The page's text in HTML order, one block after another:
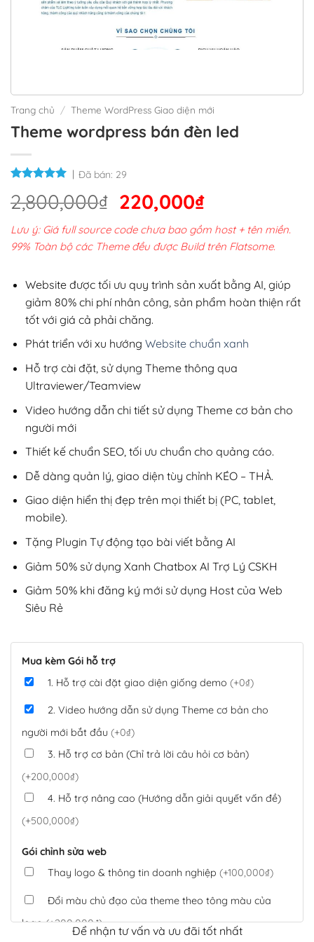
Trang chủ / Theme WordPress Giao diện mới
Theme wordpress bán đèn led
Đã bán: 29
2,800,000₫ Giá
gốc
là:
2,800,000₫.
220,000₫Giá
hiện
tại
220,000₫.
Lưu ý: Giá full source code chưa bao gồm host + tên miền.
99% Toàn bộ các Theme đều được Build trên Flatsome.
Website được tối ưu quy trình sản xuất bằng AI, giúp
giảm 80% chi phí nhân công, sản phẩm hoàn thiện rất
tốt với giá cả phải chăng.
Phát triển với xu hướng Website chuẩn xanh
Hỗ trợ cài đặt, sử dụng Theme thông qua
Ultraviewer/Teamview
Video hướng dẫn chi tiết sử dụng Theme cơ bản cho
người mới
Thiết kế chuẩn SEO, tối ưu chuẩn cho quảng cáo.
Dễ dàng quản lý, giao diện tùy chỉnh KÉO – THẢ.
Giao diện hiển thị đẹp trên mọi thiết bị (PC, tablet,
mobile).
Tặng Plugin Tự động tạo bài viết bằng AI
Giảm 50% sử dụng Xanh Chatbox AI Trợ Lý CSKH
Giảm 50% khi đăng ký mới sử dụng Host của Web
Siêu Rẻ
Mua kèm Gói hỗ trợ
1. Hỗ trợ cài đặt giao diện giống demo (+0₫)
2. Video hướng dẫn sử dụng Theme cơ bản cho
người mới bắt đầu (+0₫)
3. Hỗ trợ cơ bản (Chỉ trả lời câu hỏi cơ bản)
(+200,000₫)
4. Hỗ trợ nâng cao (Hướng dẫn giải quyết vấn đề)
(+500,000₫)
Gói chỉnh sửa web
Thay logo & thông tin doanh nghiệp (+100,000₫)
Đổi màu chủ đạo của theme theo tông màu của
logo(+200,000₫)
Để nhận tư vấn và ưu đãi tốt nhất